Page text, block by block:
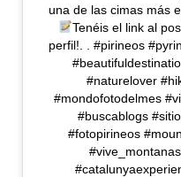
una de las cimas más
Tenéis el link al
perfil!. . #pirineos
#naturelover
#mondofotodelmes
#buscablogs
#fotopirineos